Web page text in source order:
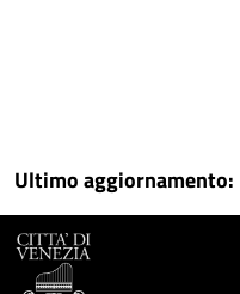
Ultimo aggiornamento: